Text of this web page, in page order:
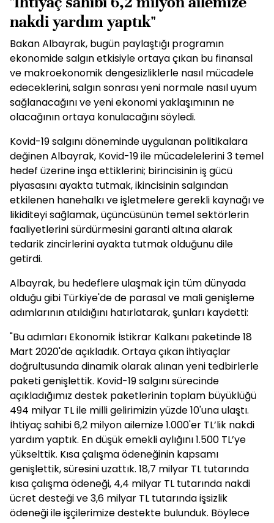
"İhtiyaç sahibi 6,2 milyon ailemize
nakdi yardım yaptık"
Bakan Albayrak, bugün paylaştığı programın
ekonomide salgın etkisiyle ortaya çıkan bu finansal
ve makroekonomik dengesizliklerle nasıl mücadele
edeceklerini, salgın sonrası yeni normale nasıl uyum
sağlanacağını ve yeni ekonomi yaklaşımının ne
Kovid-19 salgını döneminde uygulanan politikalara
değinen Albayrak, Kovid-19 ile mücadelelerini 3 temel
hedef üzerine inşa ettiklerini; birincisinin iş gücü
piyasasını ayakta tutmak, ikincisinin salgından
etkilenen hanehalkı ve işletmelere gerekli kaynağı ve
likiditeyi sağlamak, üçüncüsünün temel sektörlerin
faaliyetlerini sürdürmesini garanti altına alarak
tedarik zincirlerini ayakta tutmak olduğunu dile
Albayrak, bu hedeflere ulaşmak için tüm dünyada
olduğu gibi Türkiye'de de parasal ve mali genişleme
"Bu adımları Ekonomik İstikrar Kalkanı paketinde 18
Mart 2020'de açıkladık. Ortaya çıkan ihtiyaçlar
doğrultusunda dinamik olarak alınan yeni tedbirlerle
paketi genişlettik. Kovid-19 salgını sürecinde
açıkladığımız destek paketlerinin toplam büyüklüğü
494 milyar TL ile milli gelirimizin yüzde 10'una ulaştı.
İhtiyaç sahibi 6,2 milyon ailemize 1.000'er TL’lik nakdi
yardım yaptık. En düşük emekli aylığını 1.500 TL’ye
yükselttik. Kısa çalışma ödeneğinin kapsamı
genişlettik, süresini uzattık. 18,7 milyar TL tutarında
kısa çalışma ödeneği, 4,4 milyar TL tutarında nakdi
ücret desteği ve 3,6 milyar TL tutarında işsizlik